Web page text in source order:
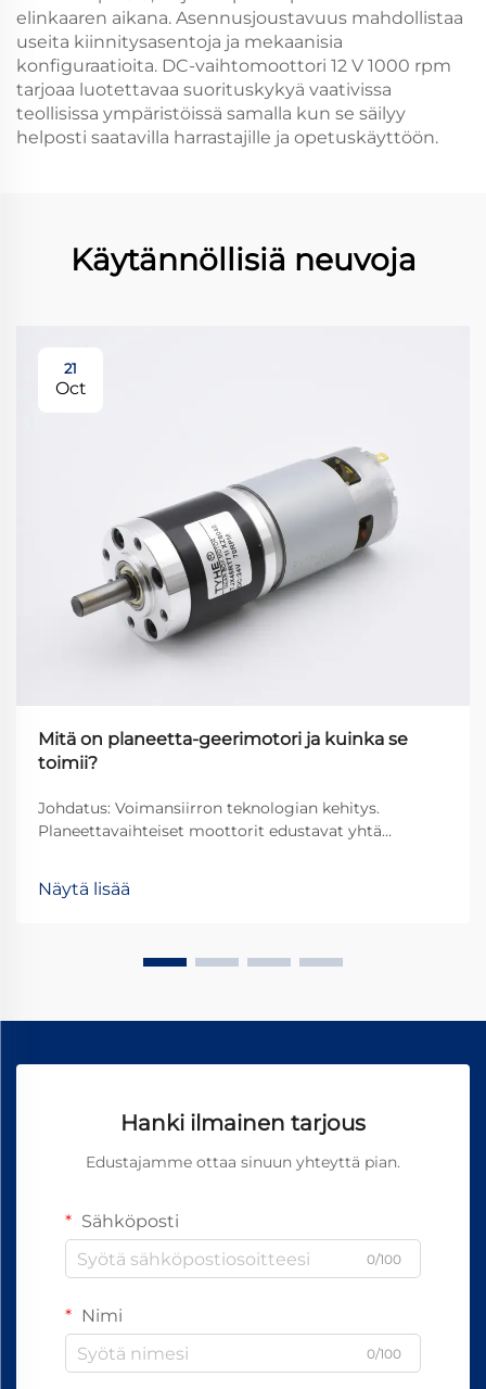
elinkaaren aikana. Asennusjoustavuus mahdollistaa
useita kiinnitysasentoja ja mekaanisia
konfiguraatioita. DC-vaihtomoottori 12 V 1000 rpm
tarjoaa luotettavaa suorituskykyä vaativissa
teollisissa ympäristöissä samalla kun se säilyy
helposti saatavilla harrastajille ja opetuskäyttöön.
Käytännöllisiä neuvoja
21
Oct
Mitä on planeetta-geerimotori ja kuinka se
toimii?
Johdatus: Voimansiirron teknologian kehitys.
Planeettavaihteiset moottorit edustavat yhtä
Nämä kompaktit mutta tehokkaat mekanismit ovat
Näytä lisää
Hanki ilmainen tarjous
Edustajamme ottaa sinuun yhteyttä pian.
Sähköposti
0/100
Nimi
0/100